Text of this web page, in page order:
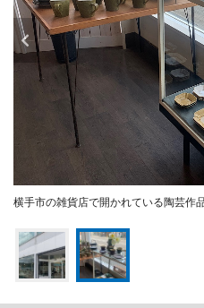
横手市の雑貨店で開かれている陶芸作